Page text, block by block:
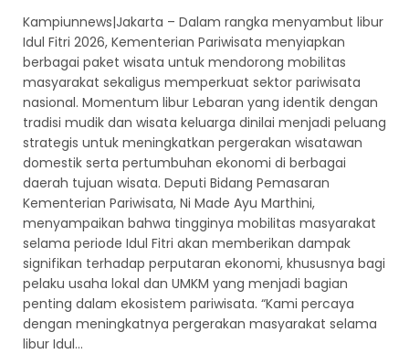
Kampiunnews|Jakarta – Dalam rangka menyambut libur
Idul Fitri 2026, Kementerian Pariwisata menyiapkan
berbagai paket wisata untuk mendorong mobilitas
masyarakat sekaligus memperkuat sektor pariwisata
nasional. Momentum libur Lebaran yang identik dengan
tradisi mudik dan wisata keluarga dinilai menjadi peluang
strategis untuk meningkatkan pergerakan wisatawan
domestik serta pertumbuhan ekonomi di berbagai
daerah tujuan wisata. Deputi Bidang Pemasaran
Kementerian Pariwisata, Ni Made Ayu Marthini,
menyampaikan bahwa tingginya mobilitas masyarakat
selama periode Idul Fitri akan memberikan dampak
signifikan terhadap perputaran ekonomi, khususnya bagi
pelaku usaha lokal dan UMKM yang menjadi bagian
penting dalam ekosistem pariwisata. “Kami percaya
dengan meningkatnya pergerakan masyarakat selama
libur Idul…